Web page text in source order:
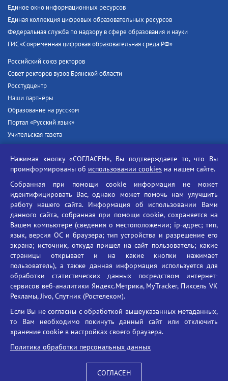
Единое окно информационных ресурсов
Единая коллекция цифровых образовательных ресурсов
Федеральная служба по надзору в сфере образования и науки
ГИС «Современная цифровая образовательная среда РФ»
Российский союз ректоров
Совет ректоров вузов Брянской области
Росстудцентр
Наши партнёры
Образование на русском
Портал «Русский язык»
Учительская газета
Единый портал государственных услуг
Противодействие угрозам информационной безопасности
Социальные ролики - Генеральная прокуратура РФ
Противодействие коррупции
БГУ против наркотиков
Брянский государственный университет
имени академика И.Г. Петровского
Время работы: пн-пт 09:00-18:00
E-mail: bryanskgu@mail.ru
Телефон: +7(4832)58-90-85
Вход
Нажимая кнопку «СОГЛАСЕН», Вы подтверждаете то, что Вы
проинформированы об использовании cookies на нашем сайте.
Собранная при помощи cookie информация не может
идентифицировать Вас, однако может помочь нам улучшить
работу нашего сайта. Информация об использовании Вами
данного сайта, собранная при помощи cookie, сохраняется на
Вашем компьютере (сведения о местоположении; ip-адрес; тип,
язык, версия ОС и браузера; тип устройства и разрешение его
экрана; источник, откуда пришел на сайт пользователь; какие
страницы открывает и на какие кнопки нажимает
пользователь), а также данная информация используется для
обработки статистических данных посредством интернет-
сервисов веб-аналитики Яндекс.Метрика, MyTracker, Пиксель VK
Рекламы, Jivo, Спутник (Ростелеком).
Если Вы не согласны с обработкой вышеуказанных метаданных,
то Вам необходимо покинуть данный сайт или отключить
хранение cookie в настройках своего браузера.
Политика обработки персональных данных
СОГЛАСЕН